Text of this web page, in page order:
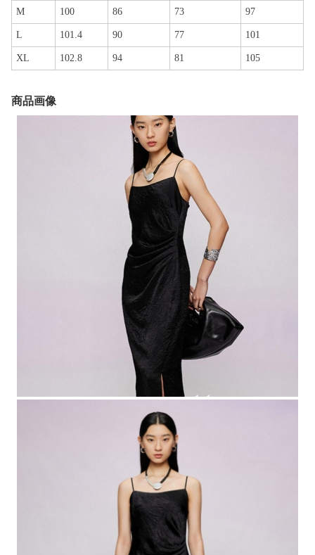
M 100 86 73 97
L 101.4 90 77 101
XL 102.8 94 81 105
商品画像